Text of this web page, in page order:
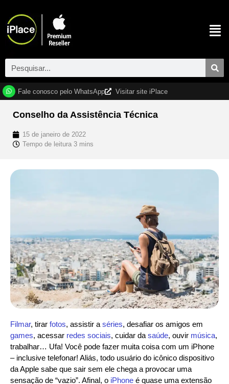
Fale conosco pelo WhatsApp Visitar site iPlace
Conselho da Assistência Técnica
15 de janeiro de 2022
Filmar, tirar fotos, assistir a séries, desafiar os amigos em
games, acessar redes sociais, cuidar da saúde, ouvir música,
trabalhar… Ufa! Você pode fazer muita coisa com um iPhone
– inclusive telefonar! Aliás, todo usuário do icônico dispositivo
da Apple sabe que sair sem ele chega a provocar uma
sensação de “vazio”. Afinal, o iPhone é quase uma extensão